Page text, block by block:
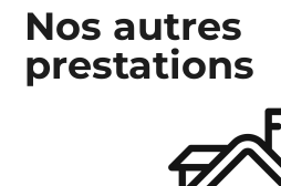
Nos autres
prestations